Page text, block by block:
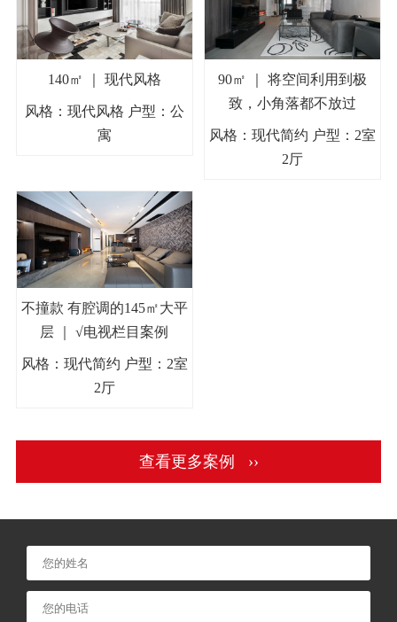
140㎡ ｜ 现代风格
风格：现代风格 户型：公
寓
90㎡ ｜ 将空间利用到极
致，小角落都不放过
风格：现代简约 户型：2室
2厅
不撞款 有腔调的145㎡大平
层 ｜ √电视栏目案例
风格：现代简约 户型：2室
2厅
查看更多案例 ››